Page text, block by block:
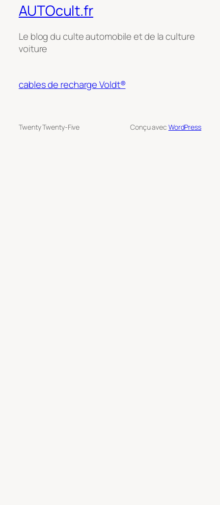
AUTOcult.fr
Le blog du culte automobile et de la culture
voiture
cables de recharge Voldt®
Twenty Twenty-Five Conçu avec WordPress